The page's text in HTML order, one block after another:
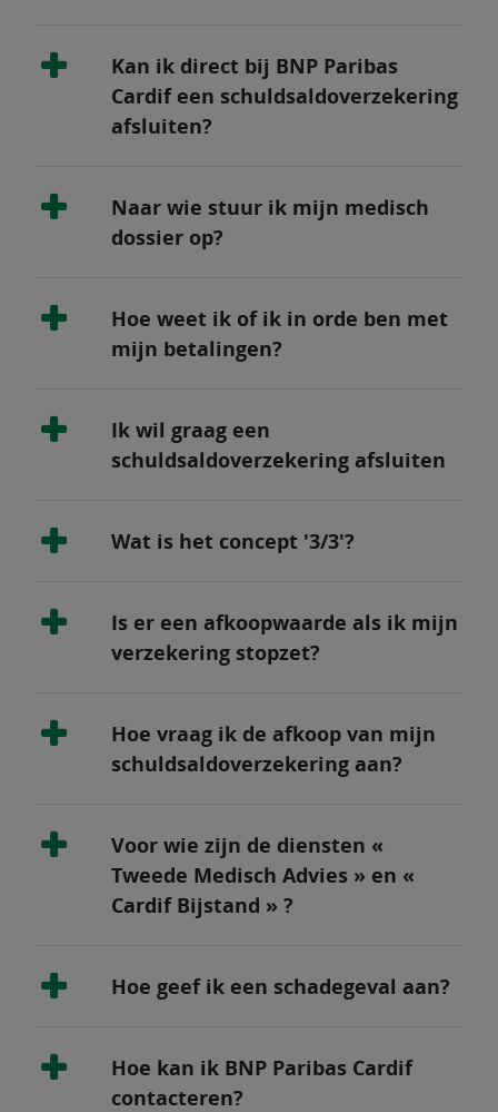
Kan ik direct bij BNP Paribas
Cardif een schuldsaldoverzekering
afsluiten?
Naar wie stuur ik mijn medisch
dossier op?
Hoe weet ik of ik in orde ben met
mijn betalingen?
Ik wil graag een
schuldsaldoverzekering afsluiten
Wat is het concept '3/3'?
Is er een afkoopwaarde als ik mijn
verzekering stopzet?
Hoe vraag ik de afkoop van mijn
schuldsaldoverzekering aan?
Voor wie zijn de diensten «
Tweede Medisch Advies » en «
Cardif Bijstand » ?
Hoe geef ik een schadegeval aan?
Hoe kan ik BNP Paribas Cardif
contacteren?